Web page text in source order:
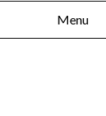
Menu